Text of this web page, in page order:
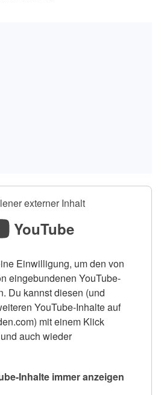
externer Inhalt
YouTube
Einwilligung, um den von
eingebundenen YouTube-
Du kannst diesen (und
YouTube-Inhalte auf
mit einem Klick
auch wieder
Inhalte immer anzeigen